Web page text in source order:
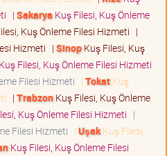
| Sakarya Kuş Filesi, Kuş Önleme
Kuş Önleme Filesi Hizmeti |
Hizmeti | SinopKuş Filesi, Kuş
Filesi, Kuş Önleme Filesi Hizmeti
Filesi Hizmeti | TokatKuş
| TrabzonKuş Filesi, Kuş Önleme
Kuş Önleme Filesi Hizmeti |
Filesi Hizmeti | UşakKuş Filesi,
Kuş Filesi, Kuş Önleme Filesi